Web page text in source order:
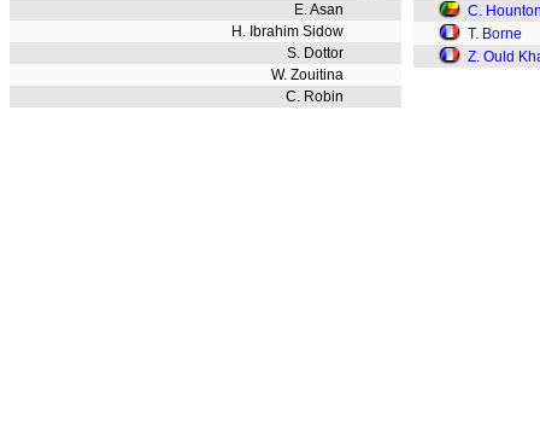
E. Asan
H. Ibrahim Sidow
S. Dottor
W. Zouitina
C. Robin
C.
T. Borne
Z. Ould